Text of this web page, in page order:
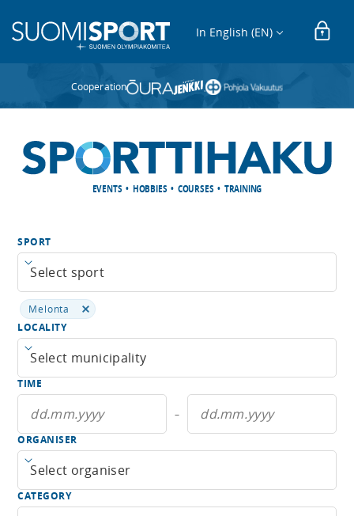
In English (EN)
Cooperation
EVENTS • HOBBIES • COURSES • TRAINING
SPORT
Open menu
Melonta
LOCALITY
Open menu
TIME
–
ORGANISER
Open menu
CATEGORY